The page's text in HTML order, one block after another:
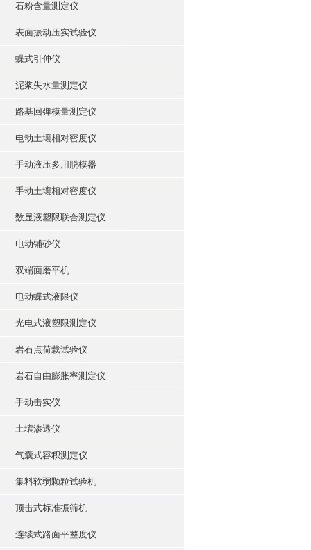
石粉含量测定仪
表面振动压实试验仪
蝶式引伸仪
泥浆失水量测定仪
路基回弹模量测定仪
电动土壤相对密度仪
手动液压多用脱模器
手动土壤相对密度仪
数显液塑限联合测定仪
电动铺砂仪
双端面磨平机
电动蝶式液限仪
光电式液塑限测定仪
岩石点荷载试验仪
岩石自由膨胀率测定仪
手动击实仪
土壤渗透仪
气囊式容积测定仪
集料软弱颗粒试验机
顶击式标准振筛机
连续式路面平整度仪